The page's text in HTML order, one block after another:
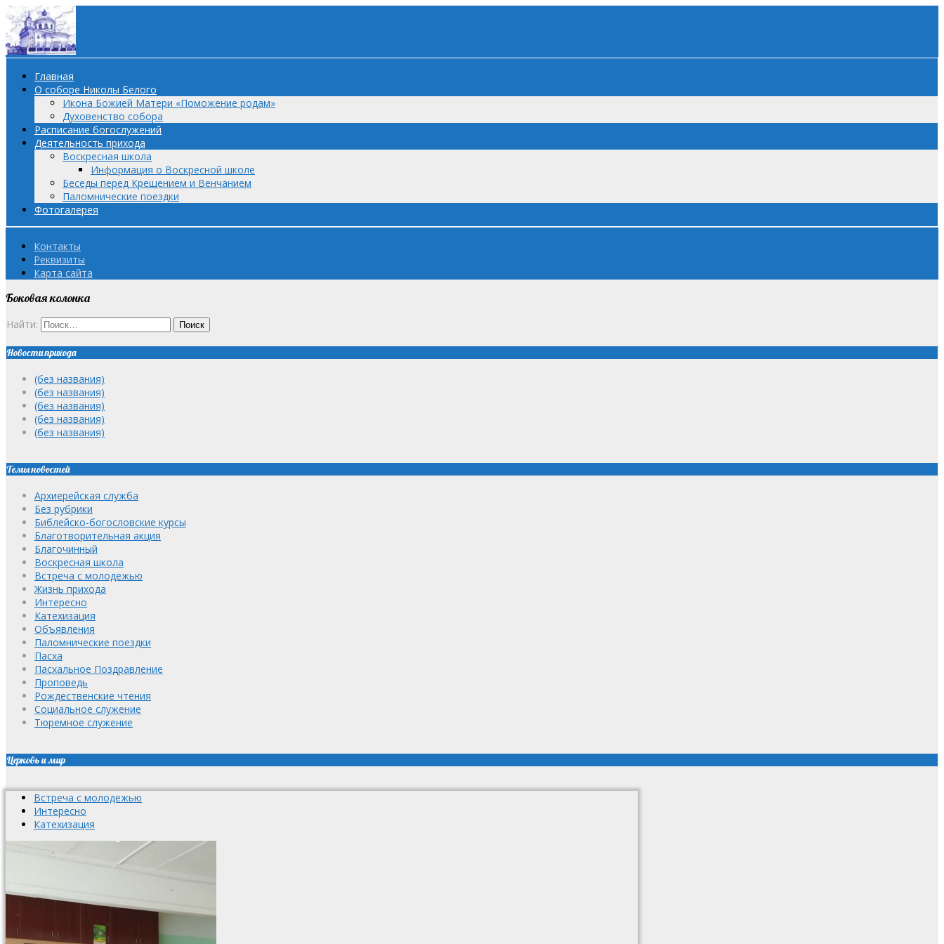
Главная
О соборе Николы Белого
Икона Божией Матери «Поможение родам»
Духовенство собора
Расписание богослужений
Деятельность прихода
Воскресная школа
Информация о Воскресной школе
Беседы перед Крещением и Венчанием
Паломнические поездки
Фотогалерея
Контакты
Реквизиты
Карта сайта
Боковая колонка
Найти:
Новости прихода
(без названия)
(без названия)
(без названия)
(без названия)
(без названия)
Темы новостей
Архиерейская служба
Без рубрики
Библейско-богословские курсы
Благотворительная акция
Благочинный
Воскресная школа
Встреча с молодежью
Жизнь прихода
Интересно
Катехизация
Объявления
Паломнические поездки
Пасха
Пасхальное Поздравление
Проповедь
Рождественские чтения
Социальное служение
Тюремное служение
Церковь и мир
Встреча с молодежью
Интересно
Катехизация